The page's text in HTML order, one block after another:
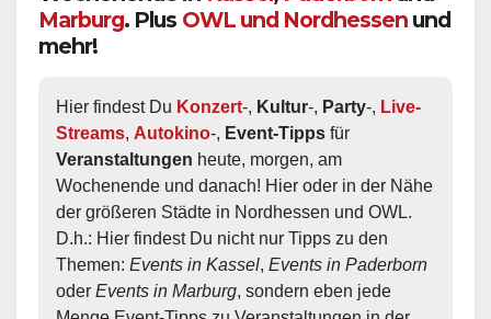
Marburg. Plus OWL und Nordhessen und
mehr!
Hier findest Du Konzert-, Kultur-, Party-, Live-
Streams, Autokino-, Event-Tipps
Veranstaltungen heute, morgen, am
Wochenende und danach! Hier oder in der Nähe
der größeren Städte in Nordhessen und OWL.
D.h.: Hier findest Du nicht nur Tipps zu den
Themen: Events in Kassel, Events in Paderborn
oder Events in Marburg, sondern eben jede